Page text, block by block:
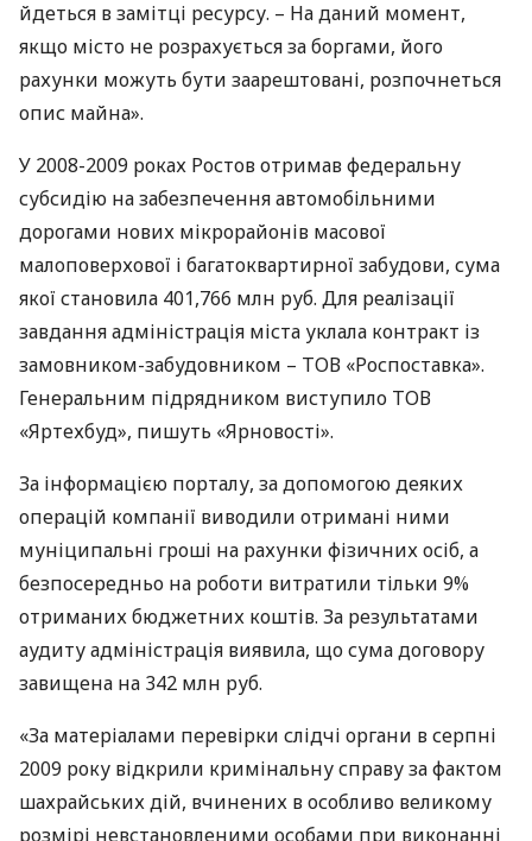
йдеться в замітці ресурсу. – На даний момент,
якщо місто не розрахується за боргами, його
рахунки можуть бути заарештовані, розпочнеться
опис майна».
У 2008-2009 роках Ростов отримав федеральну
субсидію на забезпечення автомобільними
дорогами нових мікрорайонів масової
малоповерхової і багатоквартирної забудови, сума
якої становила 401,766 млн руб. Для реалізації
завдання адміністрація міста уклала контракт із
замовником-забудовником – ТОВ «Роспоставка».
Генеральним підрядником виступило ТОВ
«Яртехбуд», пишуть «Ярновості».
За інформацією порталу, за допомогою деяких
операцій компанії виводили отримані ними
муніципальні гроші на рахунки фізичних осіб, а
безпосередньо на роботи витратили тільки 9%
отриманих бюджетних коштів. За результатами
аудиту адміністрація виявила, що сума договору
завищена на 342 млн руб.
«За матеріалами перевірки слідчі органи в серпні
2009 року відкрили кримінальну справу за фактом
шахрайських дій, вчинених в особливо великому
розмірі невстановленими особами при виконанні